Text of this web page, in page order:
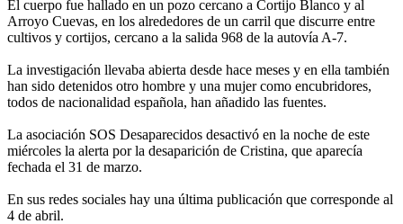
El cuerpo fue hallado en un pozo cercano a Cortijo Blanco y al
Arroyo Cuevas, en los alrededores de un carril que discurre entre
cultivos y cortijos, cercano a la salida 968 de la autovía A-7.
La investigación llevaba abierta desde hace meses y en ella también
han sido detenidos otro hombre y una mujer como encubridores,
todos de nacionalidad española, han añadido las fuentes.
La asociación SOS Desaparecidos desactivó en la noche de este
miércoles la alerta por la desaparición de Cristina, que aparecía
fechada el 31 de marzo.
En sus redes sociales hay una última publicación que corresponde al
4 de abril.